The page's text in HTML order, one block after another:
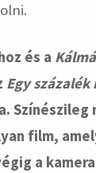
és a
Egy
film,
a